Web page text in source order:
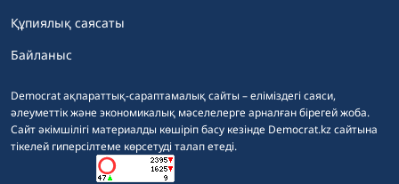
Democrat ақпараттық-сараптамалық сайты – еліміздегі саяси,
әлеуметтік және экономикалық мәселелерге арналған бірегей жоба.
Сайт әкімшілігі материалды көшіріп басу кезінде Democrat.kz сайтына
тікелей гиперсілтеме көрсетуді талап етеді.
Құпиялық саясаты
Байланыс